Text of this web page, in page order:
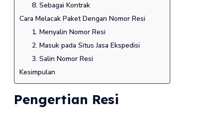
8. Sebagai Kontrak
Cara Melacak Paket Dengan Nomor Resi
1. Menyalin Nomor Resi
2. Masuk pada Situs Jasa Ekspedisi
3. Salin Nomor Resi
Kesimpulan
Pengertian Resi